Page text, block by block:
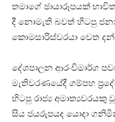
තමාගේ ඡායාරූපයක්
දී නොමැති බවත් හිටපු
කොමසාරිස්වරයා වෙත
දේශපාලන ආරංචිමාර්ග
මැතිවරණයේදී ගම්පහ
හිටපු රාජ්‍ය
සිය ජයරුපයද යොදා